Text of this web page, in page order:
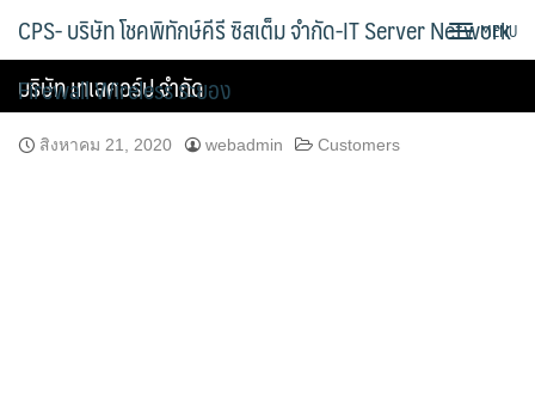
CPS- บริษัท โชคพิทักษ์คีรี ซิสเต็ม จำกัด-IT Server Network
Firewall Wireless ระยอง
MENU
บริษัท เทเลคอร์ป จำกัด
สิงหาคม 21, 2020 webadmin Customers